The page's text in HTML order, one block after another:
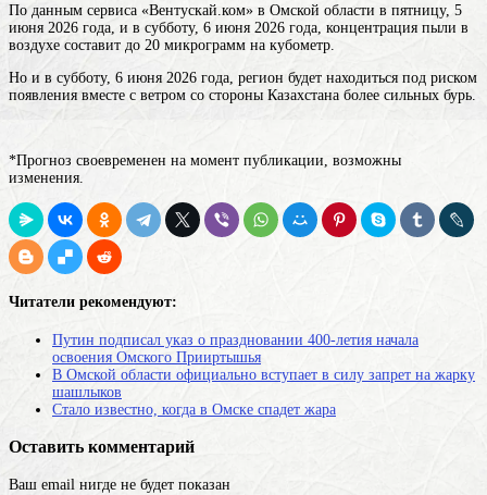
По данным сервиса «Вентускай.ком» в Омской области в пятницу, 5
июня 2026 года, и в субботу, 6 июня 2026 года, концентрация пыли в
воздухе составит до 20 микрограмм на кубометр.
Но и в субботу, 6 июня 2026 года, регион будет находиться под риском
появления вместе с ветром со стороны Казахстана более сильных бурь.
*Прогноз своевременен на момент публикации, возможны
изменения.
Читатели рекомендуют:
Путин подписал указ о праздновании 400-летия начала
освоения Омского Прииртышья
В Омской области официально вступает в силу запрет на жарку
шашлыков
Стало известно, когда в Омске спадет жара
Оставить комментарий
Ваш email нигде не будет показан